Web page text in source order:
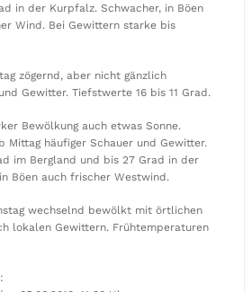
in der Kurpfalz. Schwacher, in Böen
Wind. Bei Gewittern starke bis
zögernd, aber nicht gänzlich
Gewitter. Tiefstwerte 16 bis 11 Grad.
Bewölkung auch etwas Sonne.
Mittag häufiger Schauer und Gewitter.
im Bergland und bis 27 Grad in der
Böen auch frischer Westwind.
wechselnd bewölkt mit örtlichen
lokalen Gewittern. Frühtemperaturen